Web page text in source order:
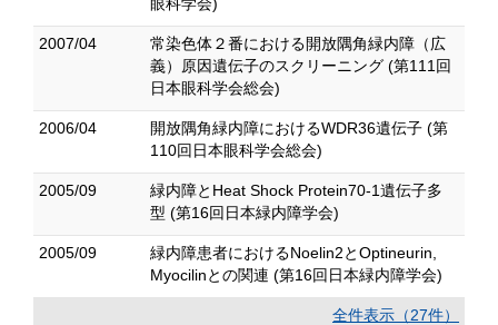
2007/04
常染色体２番における開放隅角緑内障（広
義）原因遺伝子のスクリーニング (第111回
日本眼科学会総会)
2006/04
開放隅角緑内障におけるWDR36遺伝子 (第
110回日本眼科学会総会)
2005/09
緑内障とHeat Shock Protein70-1遺伝子多
型 (第16回日本緑内障学会)
2005/09
緑内障患者におけるNoelin2とOptineurin,
Myocilinとの関連 (第16回日本緑内障学会)
全件表示（27件）